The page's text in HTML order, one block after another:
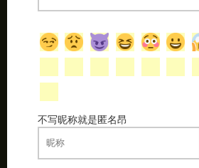
不写昵称就是匿名昂